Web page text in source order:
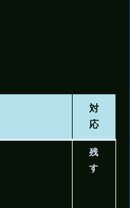
対
応
残
す